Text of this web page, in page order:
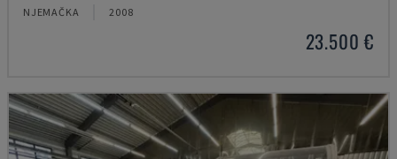
NJEMAČKA 2008
23.500 €